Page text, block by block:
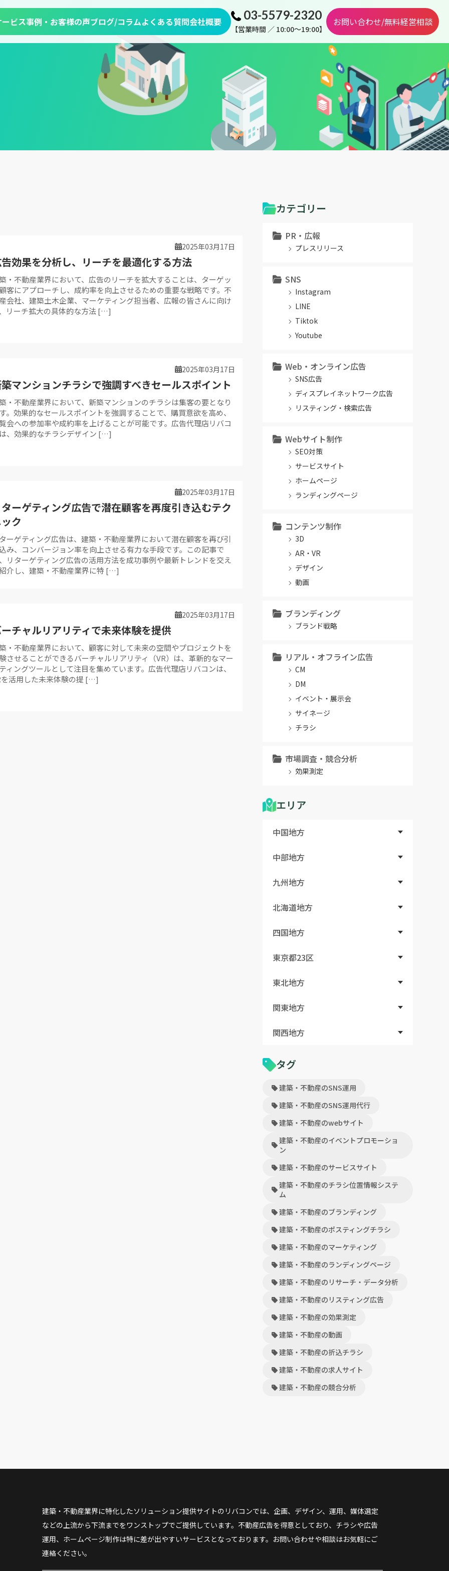
ービス事例・お客様の声ブログ/コラムよくある質問会社概要 03-5579-2320
【営業時間 ／ 10:00～19:00】
お問い合わせ/無料経営相談
2025年03月17日
効果を分析し、リーチを最適化する方法
・不動産業界において、広告のリーチを拡大することは、ターゲッ
客にアプローチし、成約率を向上させるための重要な戦略です。不
会社、建築土木企業、マーケティング担当者、広報の皆さんに向け
リーチ拡大の具体的な方法 […]
2025年03月17日
マンションチラシで強調すべきセールスポイント
・不動産業界において、新築マンションのチラシは集客の要となり
。効果的なセールスポイントを強調することで、購買意欲を高め、
会への参加率や成約率を上げることが可能です。広告代理店リバコ
、効果的なチラシデザイン […]
2025年03月17日
ーゲティング広告で潜在顧客を再度引き込むテク
ク
ーゲティング広告は、建築・不動産業界において潜在顧客を再び引
み、コンバージョン率を向上させる有力な手段です。この記事で
リターゲティング広告の活用方法を成功事例や最新トレンドを交え
介し、建築・不動産業界に特 […]
2025年03月17日
チャルリアリティで未来体験を提供
・不動産業界において、顧客に対して未来の空間やプロジェクトを
させることができるバーチャルリアリティ（VR）は、革新的なマー
ィングツールとして注目を集めています。広告代理店リバコンは、
を活用した未来体験の提 […]
カテゴリー
PR・広報
プレスリリース
SNS
Instagram
LINE
Tiktok
Youtube
Web・オンライン広告
SNS広告
ディスプレイネットワーク広告
リスティング・検索広告
Webサイト制作
SEO対策
サービスサイト
ホームページ
ランディングページ
コンテンツ制作
3D
AR・VR
デザイン
動画
ブランディング
ブランド戦略
リアル・オフライン広告
CM
DM
イベント・展示会
サイネージ
チラシ
市場調査・競合分析
効果測定
エリア
中国地方
中部地方
九州地方
北海道地方
四国地方
東京都23区
東北地方
関東地方
関西地方
タグ
建築・不動産のSNS運用
建築・不動産のSNS運用代行
建築・不動産のwebサイト
建築・不動産のイベントプロモーショ
ン
建築・不動産のサービスサイト
建築・不動産のチラシ位置情報システ
ム
建築・不動産のブランディング
建築・不動産のポスティングチラシ
建築・不動産のマーケティング
建築・不動産のランディングページ
建築・不動産のリサーチ・データ分析
建築・不動産のリスティング広告
建築・不動産の効果測定
建築・不動産の動画
建築・不動産の折込チラシ
建築・不動産の求人サイト
建築・不動産の競合分析
建築・不動産業界に特化したソリューション提供サイトのリバコンでは、企画、デザイン、運用、媒体選定
などの上流から下流までをワンストップでご提供しています。不動産広告を得意としており、チラシや広告
運用、ホームページ制作は特に差が出やすいサービスとなっております。お問い合わせや相談はお気軽にご
連絡ください。